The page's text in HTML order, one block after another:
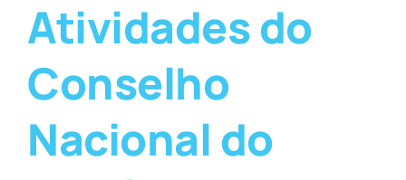
Atividades do
Conselho
Nacional do